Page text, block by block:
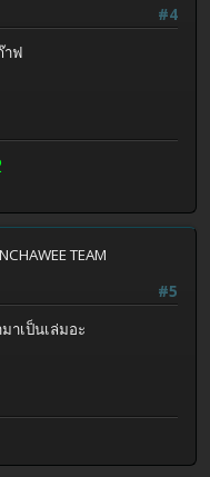
#4
าฟ
TEAM
#5
าเป็นเล่มอะ